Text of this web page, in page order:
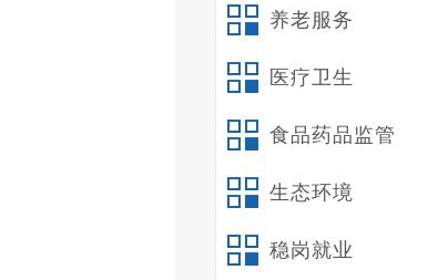
养老服务
医疗卫生
食品药品监管
生态环境
稳岗就业